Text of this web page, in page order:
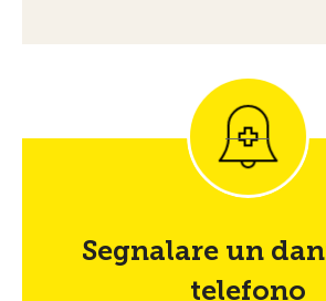
Segnalare un
telefono